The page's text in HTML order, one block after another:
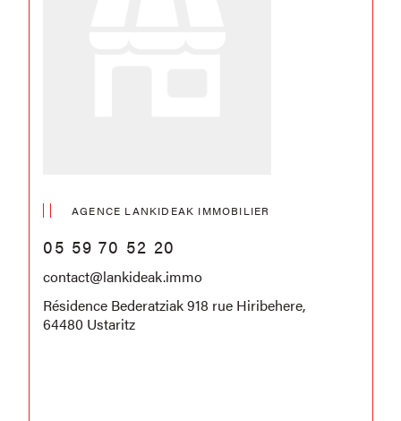
AGENCE LANKIDEAK IMMOBILIER
05 59 70 52 20
contact@lankideak.immo
Résidence Bederatziak 918 rue Hiribehere,
64480 Ustaritz